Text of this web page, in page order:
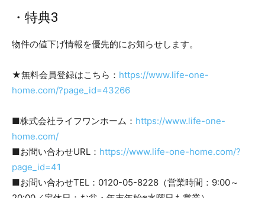
・特典3
物件の値下げ情報を優先的にお知らせします。
★無料会員登録はこちら： https://www.life-one-
home.com/?page_id=43266
■株式会社ライフワンホーム： https://www.life-one-
home.com/
■お問い合わせURL： https://www.life-one-home.com/?
page_id=41
■お問い合わせTEL：0120-05-8228（営業時間：9:00～